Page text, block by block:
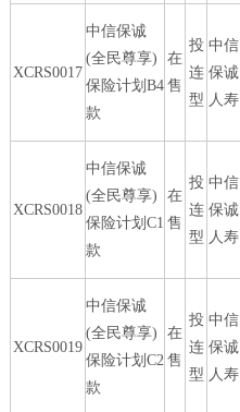
XCRS0017
中信保诚
(全民尊享)
保险计划B4
款
在
售
投
连
型
中信
保诚
人寿
XCRS0018
中信保诚
(全民尊享)
保险计划C1
款
在
售
投
连
型
中信
保诚
人寿
XCRS0019
中信保诚
(全民尊享)
保险计划C2
款
在
售
投
连
型
中信
保诚
人寿